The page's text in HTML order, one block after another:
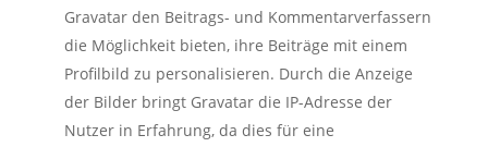
Gravatar den Beitrags- und Kommentarverfassern
die Möglichkeit bieten, ihre Beiträge mit einem
Profilbild zu personalisieren. Durch die Anzeige
der Bilder bringt Gravatar die IP-Adresse der
Nutzer in Erfahrung, da dies für eine